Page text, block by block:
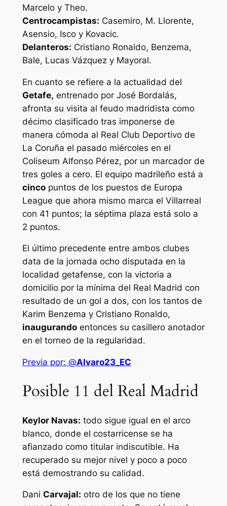
Marcelo y Theo.
Centrocampistas: Casemiro, M. Llorente,
Asensio, Isco y Kovacic.
Delanteros: Cristiano Ronaldo, Benzema,
Bale, Lucas Vázquez y Mayoral.
En cuanto se refiere a la actualidad del
Getafe, entrenado por José Bordalás,
afronta su visita al feudo madridista como
décimo clasificado tras imponerse de
manera cómoda al Real Club Deportivo de
La Coruña el pasado miércoles en el
Coliseum Alfonso Pérez, por un marcador de
tres goles a cero. El equipo madrileño está a
cincopuntos de los puestos de Europa
League que ahora mismo marca el Villarreal
con 41 puntos; la séptima plaza está solo a
2 puntos.
El último precedente entre ambos clubes
data de la jornada ocho disputada en la
localidad getafense, con la victoria a
domicilio por la mínima del Real Madrid con
resultado de un gol a dos, con los tantos de
Karim Benzema y Cristiano Ronaldo,
inaugurandoentonces su casillero anotador
en el torneo de la regularidad.
Previa por: @Alvaro23_EC
Posible 11 del Real Madrid
Keylor Navas: todo sigue igual en el arco
blanco, donde el costarricense se ha
afianzado como titular indiscutible. Ha
recuperado su mejor nivel y poco a poco
está demostrando su calidad.
Dani Carvajal: otro de los que no tiene